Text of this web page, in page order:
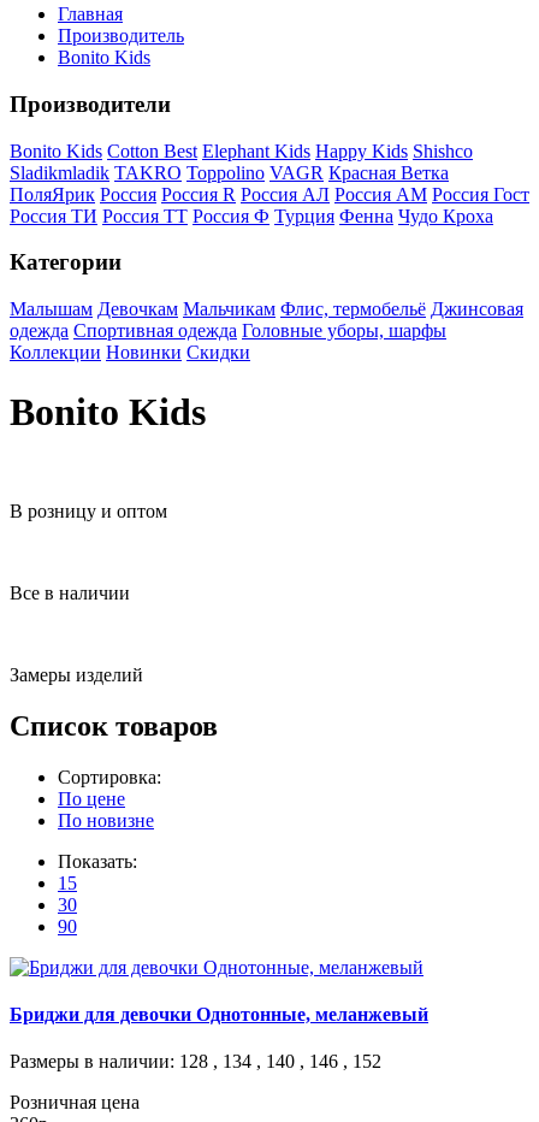
Главная
Производитель
Bonito Kids
Производители
Bonito Kids Cotton Best Elephant Kids Happy Kids Shishco
Sladikmladik TAKRO Toppolino VAGR Красная Ветка
ПоляЯрик Россия Россия R Россия АЛ Россия АМ Россия Гост
Россия ТИ Россия ТТ Россия Ф Турция Фенна Чудо Кроха
Категории
Малышам Девочкам Мальчикам Флис, термобельё Джинсовая
одежда Спортивная одежда Головные уборы, шарфы
Коллекции Новинки Скидки
Bonito Kids
В розницу и оптом
Все в наличии
Замеры изделий
Список товаров
Сортировка:
По цене
По новизне
Показать:
15
30
90
Бриджи для девочки Однотонные, меланжевый
Размеры в наличии: 128 , 134 , 140 , 146 , 152
Розничная цена